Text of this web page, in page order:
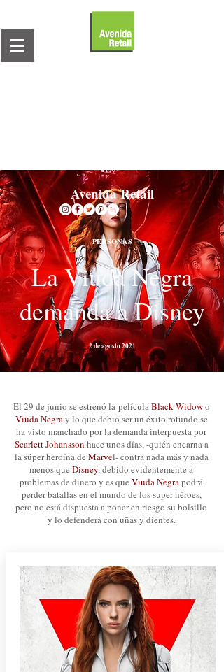
Avenida Retail
PERSONAS
La Viuda Negra
demanda a Disney
2 de agosto 2021
El 29 de junio se estrenó la películaBlack Widowo
Viuda Negray lo que debió ser un éxito rotundo se
ha visto manchado por la demanda interpuesta por
Scarlett Johansson hace unos días, -quién encarna a
la súper heroína de Marvel- contra nada más y nada
menos que Disney, debido evidentemente a
problemas de dinero y es que Viuda Negrapodrá
perder batallas en el mundo de los super héroes,
pero no está dispuesta a poner en riesgo su bolsillo
y lo defenderá con uñas y dientes.